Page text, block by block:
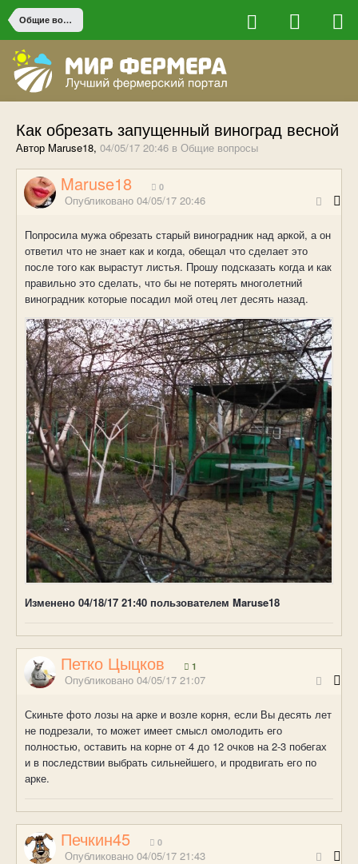
Общие вопросы
Как обрезать запущенный виноград весной
Автор Maruse18, 04/05/17 20:46 в Общие вопросы
Maruse18 0
Опубликовано 04/05/17 20:46
Попросила мужа обрезать старый виноградник над аркой, а он
ответил что не знает как и когда, обещал что сделает это
после того как вырастут листья. Прошу подсказать когда и как
правильно это сделать, что бы не потерять многолетний
виноградник которые посадил мой отец лет десять назад.
Изменено 04/18/17 21:40 пользователем Maruse18
Петко Цыцков 1
Опубликовано 04/05/17 21:07
Скиньте фото лозы на арке и возле корня, если Вы десять лет
не подрезали, то может имеет смысл омолодить его
полностью, оставить на корне от 4 до 12 очков на 2-3 побегах
и в последствии выбрать сильнейшего, и продвигать его по
арке.
Печкин45 0
Опубликовано 04/05/17 21:43